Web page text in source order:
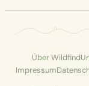
Über Wildfind
Impressum